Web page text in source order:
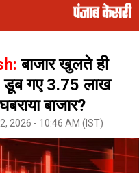
बाजार खुलते ही
गए ₹3.75 लाख
बाजार?
2026 - 10:46 AM (IST)